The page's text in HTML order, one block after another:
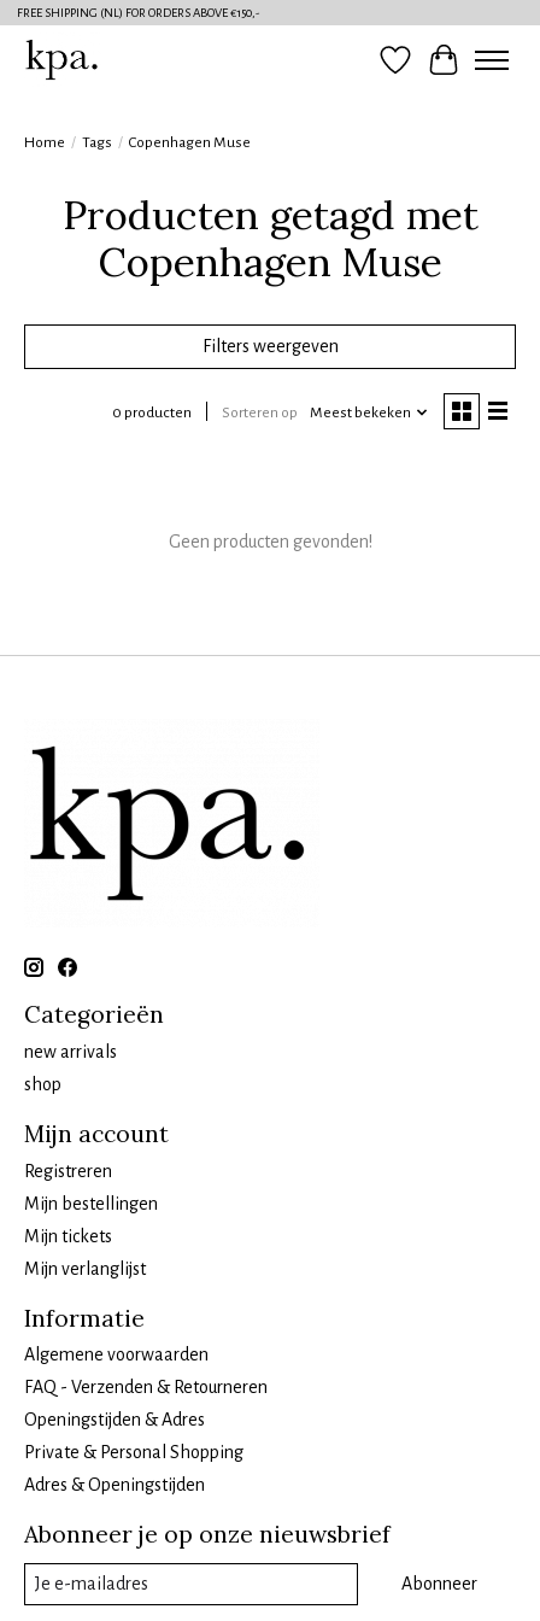
FREE SHIPPING (NL) FOR ORDERS ABOVE €150,-
Verlanglijst
Home / Tags / Copenhagen Muse
Producten getagd met
Copenhagen Muse
Filters weergeven
0 producten Sorteren op Meest bekeken
Geen producten gevonden!
Categorieën
new arrivals
shop
Mijn account
Registreren
Mijn bestellingen
Mijn tickets
Mijn verlanglijst
Informatie
Algemene voorwaarden
FAQ - Verzenden & Retourneren
Openingstijden & Adres
Private & Personal Shopping
Adres & Openingstijden
Abonneer je op onze nieuwsbrief
Abonneer